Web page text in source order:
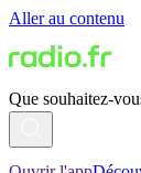
Aller au contenu
Que souhaitez-